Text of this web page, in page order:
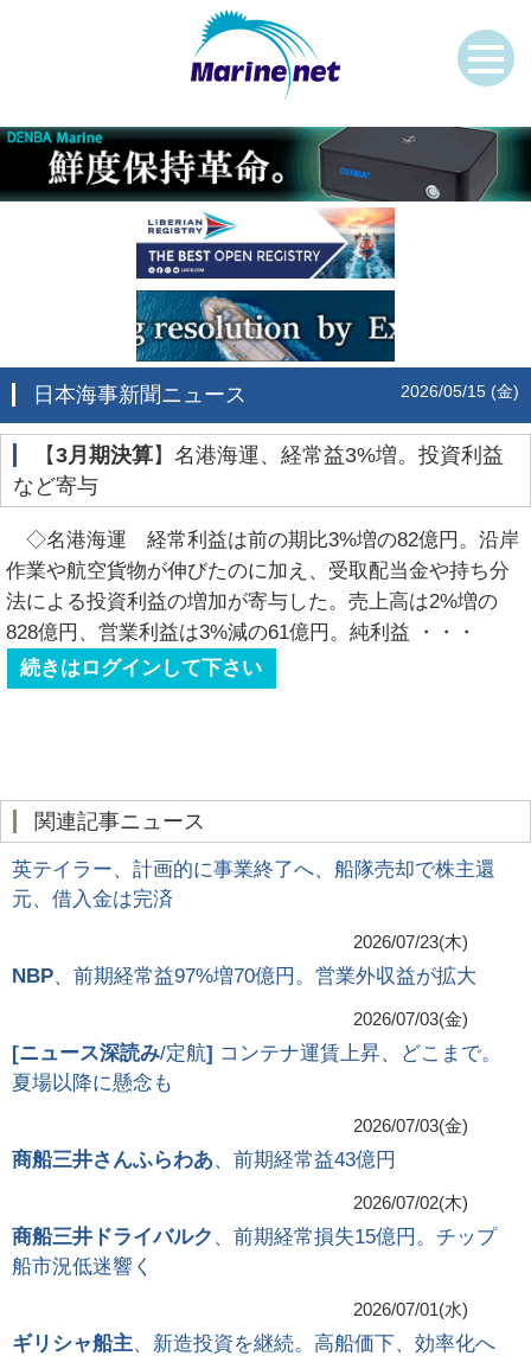
日本海事新聞ニュース 2026/05/15 (金)
‌【3月期決算】名港海運、経常益3%増。投資利益
など寄与
◇名港海運 経常利益は前の期比3%増の82億円。沿岸
作業や航空貨物が伸びたのに加え、受取配当金や持ち分
法による投資利益の増加が寄与した。売上高は2%増の
828億円、営業利益は3%減の61億円。純利益
・・・
続きはログインして下さい
関連記事ニュース
英テイラー、計画的に事業終了へ、船隊売却で株主還
元、借入金は完済
2026/07/23(木)
NBP、前期経常益97%増70億円。営業外収益が拡大
2026/07/03(金)
[ニュース深読み/定航] コンテナ運賃上昇、どこまで。
夏場以降に懸念も
2026/07/03(金)
商船三井さんふらわあ、前期経常益43億円
2026/07/02(木)
商船三井ドライバルク 、前期経常損失15億円。チップ
船市況低迷響く
2026/07/01(水)
ギリシャ船主、新造投資を継続。高船価下、効率化へ